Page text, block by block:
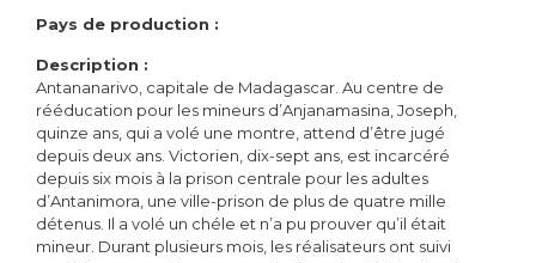
Pays de production :
Description :
Antananarivo, capitale de Madagascar. Au centre de
rééducation pour les mineurs d’Anjanamasina, Joseph,
quinze ans, qui a volé une montre, attend d’être jugé
depuis deux ans. Victorien, dix-sept ans, est incarcéré
depuis six mois à la prison centrale pour les adultes
d’Antanimora, une ville-prison de plus de quatre mille
détenus. Il a volé un chéle et n’a pu prouver qu’il était
mineur. Durant plusieurs mois, les réalisateurs ont suivi